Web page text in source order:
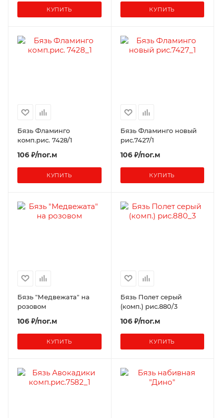
КУПИТЬ КУПИТЬ
Бязь Фламинго
комп.рис. 7428/1
106 ₽/пог.м
КУПИТЬ
Бязь Фламинго новый
рис.7427/1
106 ₽/пог.м
КУПИТЬ
Бязь "Медвежата" на
розовом
106 ₽/пог.м
КУПИТЬ
Бязь Полет серый
(комп.) рис.880/3
106 ₽/пог.м
КУПИТЬ